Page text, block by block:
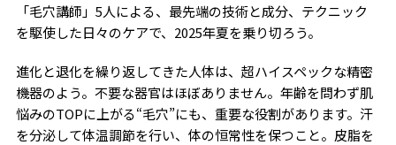
「毛穴講師」5人による、最先端の技術と成分、テクニック
を駆使した日々のケアで、2025年夏を乗り切ろう。
進化と退化を繰り返してきた人体は、超ハイスペックな精密
機器のよう。不要な器官はほぼありません。年齢を問わず肌
悩みのTOPに上がる“毛穴”にも、重要な役割があります。汗
を分泌して体温調節を行い、体の恒常性を保つこと。皮脂を